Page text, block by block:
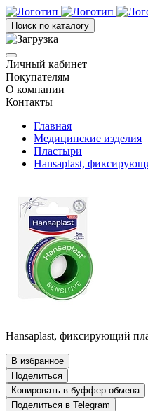
Поиск по каталогу
Личный кабинет
Покупателям
О компании
Контакты
Главная
Медицинские изделия
Пластыри
Hansaplast,
Hansaplast, фиксирующий
В избранное
Поделиться
Копировать в буффер обмена
Поделиться в Telegram